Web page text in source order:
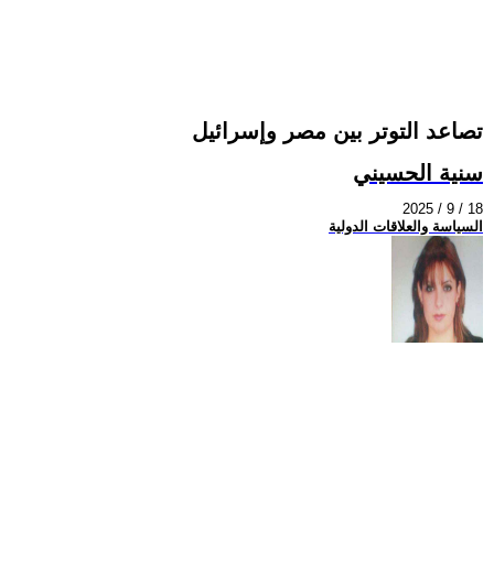
تصاعد التوتر بين مصر وإسرائيل
سنية الحسيني
2025 / 9 / 18
السياسة والعلاقات الدولية